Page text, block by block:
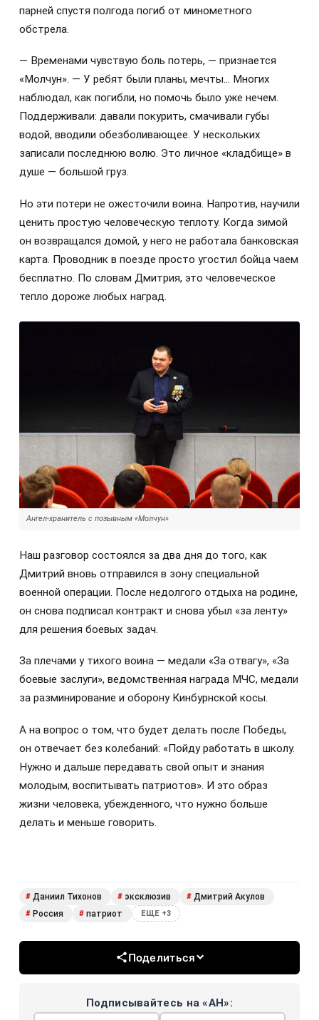
парней спустя полгода погиб от минометного
обстрела.
— Временами чувствую боль потерь, — признается
«Молчун». — У ребят были планы, мечты... Многих
наблюдал, как погибли, но помочь было уже нечем.
Поддерживали: давали покурить, смачивали губы
водой, вводили обезболивающее. У нескольких
записали последнюю волю. Это личное «кладбище» в
душе — большой груз.
Но эти потери не ожесточили воина. Напротив, научили
ценить простую человеческую теплоту. Когда зимой
он возвращался домой, у него не работала банковская
карта. Проводник в поезде просто угостил бойца чаем
бесплатно. По словам Дмитрия, это человеческое
тепло дороже любых наград.
Ангел-хранитель с позывным «Молчун»
Наш разговор состоялся за два дня до того, как
Дмитрий вновь отправился в зону специальной
военной операции. После недолгого отдыха на родине,
он снова подписал контракт и снова убыл «за ленту»
для решения боевых задач.
За плечами у тихого воина — медали «За отвагу», «За
боевые заслуги», ведомственная награда МЧС, медали
за разминирование и оборону Кинбурнской косы.
А на вопрос о том, что будет делать после Победы,
он отвечает без колебаний: «Пойду работать в школу.
Нужно и дальше передавать свой опыт и знания
молодым, воспитывать патриотов». И это образ
жизни человека, убежденного, что нужно больше
делать и меньше говорить.
# Даниил Тихонов # эксклюзив # Дмитрий Акулов
# Россия # патриот ЕЩЕ +3
Поделиться
Подписывайтесь на «АН»: